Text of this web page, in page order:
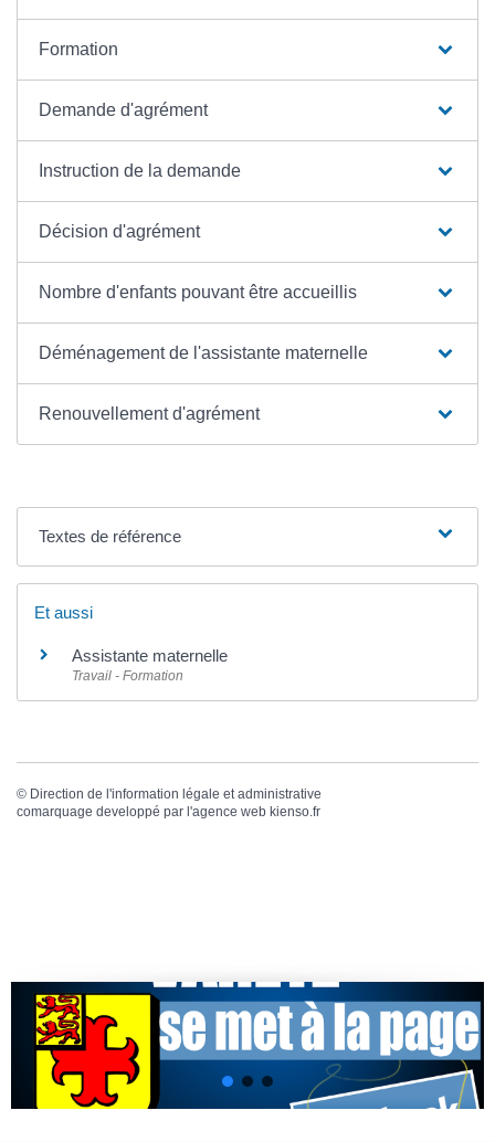
Formation
Demande d'agrément
Instruction de la demande
Décision d'agrément
Nombre d'enfants pouvant être accueillis
Déménagement de l'assistante maternelle
Renouvellement d'agrément
Textes de référence
Et aussi
Assistante maternelle
Travail - Formation
© Direction de l'information légale et administrative
comarquage developpé par l'agence web kienso.fr